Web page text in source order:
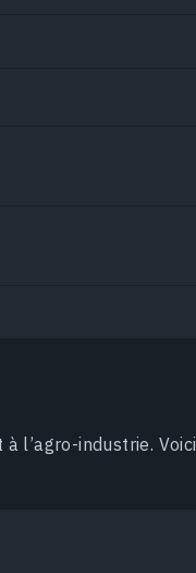
l’agro-industrie. Voici